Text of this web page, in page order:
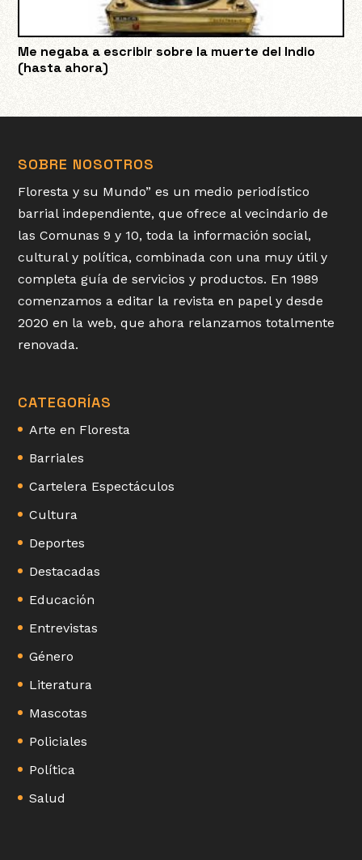
Me negaba a escribir sobre la muerte del Indio
(hasta ahora)
SOBRE NOSOTROS
Floresta y su Mundo” es un medio periodístico
barrial independiente, que ofrece al vecindario de
las Comunas 9 y 10, toda la información social,
cultural y política, combinada con una muy útil y
completa guía de servicios y productos. En 1989
comenzamos a editar la revista en papel y desde
2020 en la web, que ahora relanzamos totalmente
renovada.
CATEGORÍAS
Arte en Floresta
Barriales
Cartelera Espectáculos
Cultura
Deportes
Destacadas
Educación
Entrevistas
Género
Literatura
Mascotas
Policiales
Política
Salud